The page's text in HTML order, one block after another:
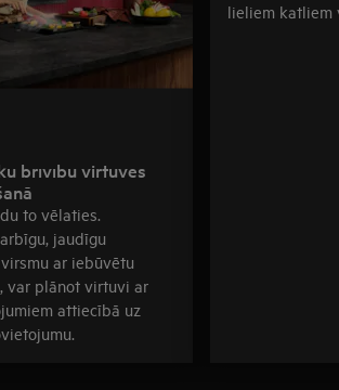
brīvību virtuves
to vēlaties.
jaudīgu
ar iebūvētu
var plānot virtuvi ar
attiecībā uz
lieliem katliem